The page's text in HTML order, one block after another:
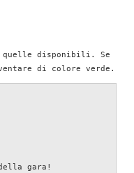
disponibili. Se
di colore verde.
gara!